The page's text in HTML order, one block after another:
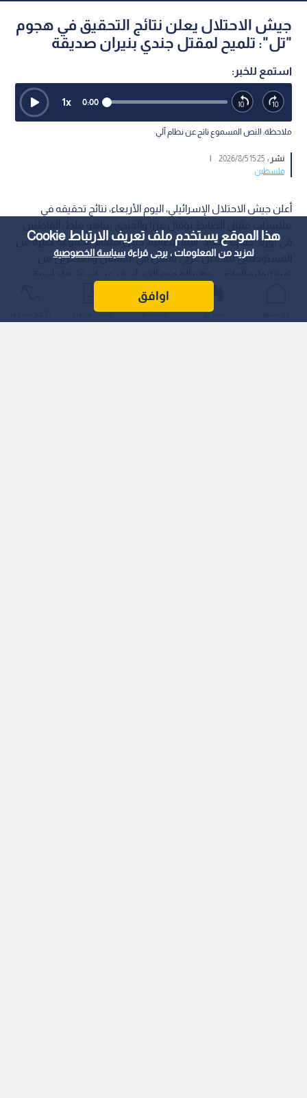
هذا الموقع يستخدم ملف تعريف الارتباط Cookie
لمزيد من المعلومات ، يرجى قراءةسياسة الخصوصية
اوافق
جيش الاحتلال يعلن نتائج التحقيق في هجوم
"تل": تلميح لمقتل جندي بنيران صديقة
استمع للخبر:
0:00
1x
ملاحظة: النص المسموع ناتج عن نظام آلي
نشر :15:25 2026/8/5
|
فلسطين
أعلن جيش الاحتلال الإسرائيلي، اليوم الأربعاء، نتائج تحقيقه في
في بؤرة "حفات غلعاد" الاستيطانية، خلال اقتحام مجموعة كبيرة من
المستوطنين لبلدة تل غربي نابلس في الخامس والعشرين من
مواطنين فلسطينيين من أبناء البلدة خلال تصديهم للاعتداء.
عواجل المباشر أحدث الأخبار